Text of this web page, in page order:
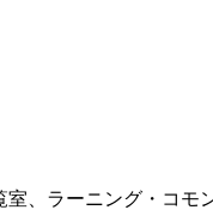
、ラーニング・コモ